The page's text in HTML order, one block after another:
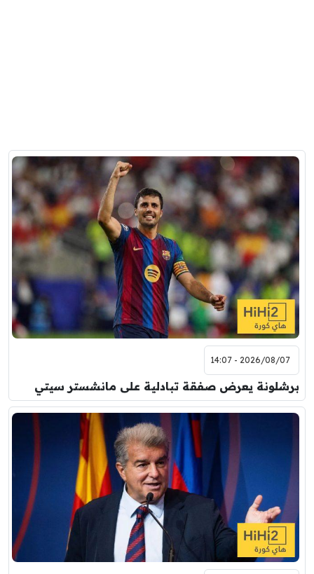
2026/08/07 - 14:07
برشلونة يعرض صفقة تبادلية على مانشستر سيتي